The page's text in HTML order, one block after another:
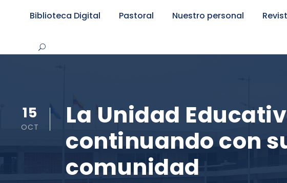
Biblioteca Digital Pastoral Nuestro personal
15
OCT
La Unidad
continuando con
comunidad